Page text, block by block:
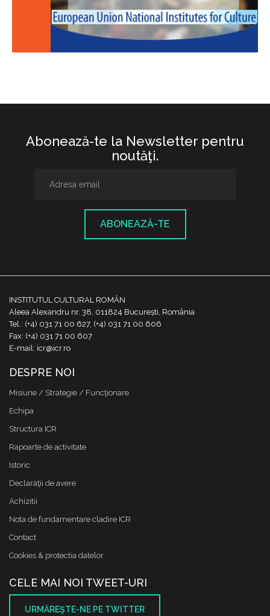
Abonează-te la Newsletter pentru
noutăţi.
ABONEAZĂ-TE
INSTITUTUL CULTURAL ROMÂN
Aleea Alexandru nr. 38, 011824 București, România
Tel.: (+4) 031 71 00 627, (+4) 031 71 00 606
Fax: (+4) 031 71 00 607
E-mail: icr@icr.ro
DESPRE NOI
Misiune / Strategie / Funcţionare
Echipa
Structura ICR
Rapoarte de activitate
Istoric
Declaraţii de avere
Achizitii
Nota de fundamentare cladire ICR
Contact
Cookies & protectia datelor
CELE MAI NOI TWEET-URI
URMĂREŞTE-NE PE TWITTER